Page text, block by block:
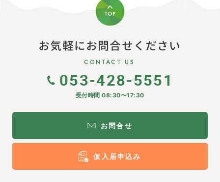
お気軽にお問合せください
CONTACT US
053-428-5551
受付時間 08:30〜17:30
お問合せ
仮入居申込み